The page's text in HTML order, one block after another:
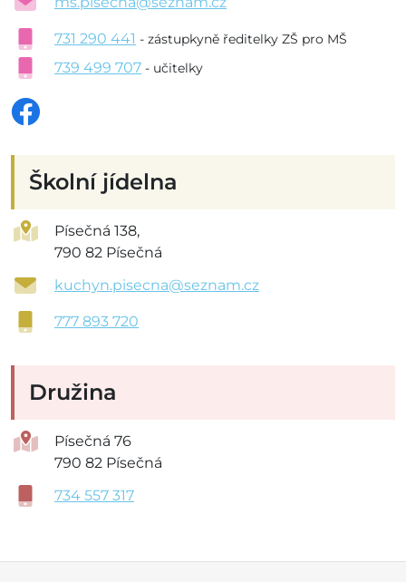
731 290 441 - zástupkyně ředitelky ZŠ pro MŠ
739 499 707 - učitelky
Školní jídelna
Písečná 138,
790 82 Písečná
kuchyn.pisecna@seznam.cz
777 893 720
Družina
Písečná 76
790 82 Písečná
734 557 317